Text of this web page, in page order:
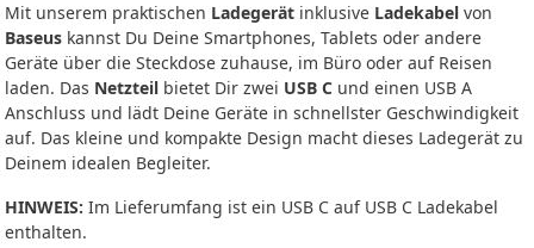
Mit unserem praktischen Ladegerät inklusive Ladekabel von
Baseus kannst Du Deine Smartphones, Tablets oder andere
Geräte über die Steckdose zuhause, im Büro oder auf Reisen
laden. Das Netzteil bietet Dir zwei USB C und einen USB A
Anschluss und lädt Deine Geräte in schnellster Geschwindigkeit
auf. Das kleine und kompakte Design macht dieses Ladegerät zu
Deinem idealen Begleiter.
HINWEIS: Im Lieferumfang ist ein USB C auf USB C Ladekabel
enthalten.